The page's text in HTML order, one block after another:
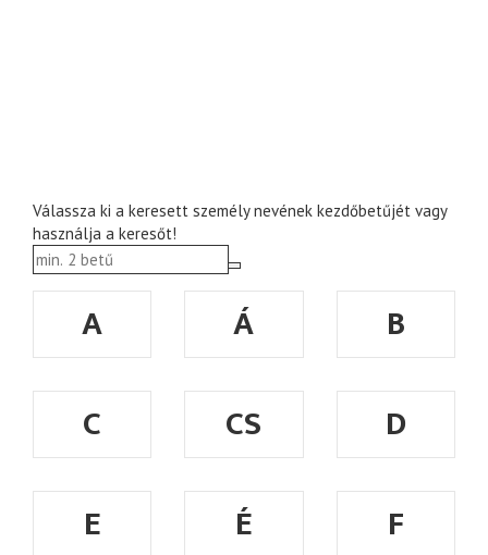
Válassza ki a keresett személy nevének kezdőbetűjét vagy
használja a keresőt!
A Á
B
C
CS
D
E
É
F